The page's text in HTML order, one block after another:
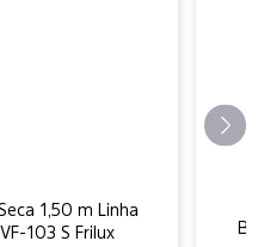
1,50 m Linha
103 S Frilux